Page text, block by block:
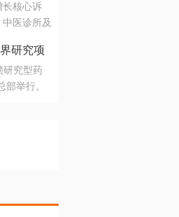
端运营
产业链协
定义未
核酸的技
“实验
产业、资
长核心诉
医诊所及
研究项
究型药
举行。